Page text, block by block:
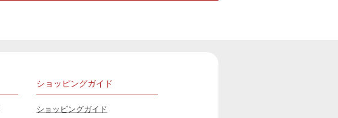
ショッピングガイド
ショッピングガイド